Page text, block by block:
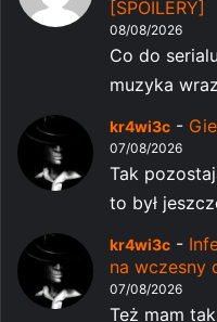
[SPOILERY]
08/08/2026
Co do
muzyka
kr4wi3c -
07/08/2026
Tak
to był
kr4wi3c -
na wczesny
07/08/2026
Też mam